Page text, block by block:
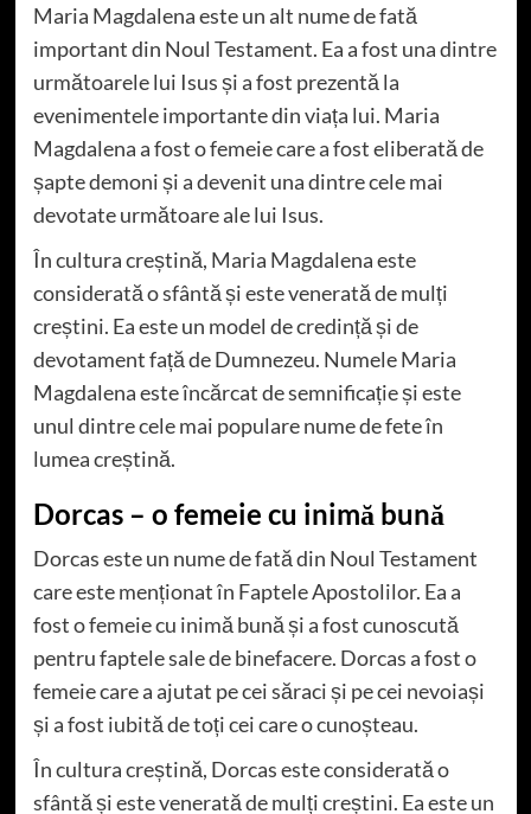
Maria Magdalena este un alt nume de fată
important din Noul Testament. Ea a fost una dintre
următoarele lui Isus și a fost prezentă la
evenimentele importante din viața lui. Maria
Magdalena a fost o femeie care a fost eliberată de
șapte demoni și a devenit una dintre cele mai
devotate următoare ale lui Isus.
În cultura creștină, Maria Magdalena este
considerată o sfântă și este venerată de mulți
creștini. Ea este un model de credință și de
devotament față de Dumnezeu. Numele Maria
Magdalena este încărcat de semnificație și este
unul dintre cele mai populare nume de fete în
lumea creștină.
Dorcas – o femeie cu inimă bună
Dorcas este un nume de fată din Noul Testament
care este menționat în Faptele Apostolilor. Ea a
fost o femeie cu inimă bună și a fost cunoscută
pentru faptele sale de binefacere. Dorcas a fost o
femeie care a ajutat pe cei săraci și pe cei nevoiași
și a fost iubită de toți cei care o cunoșteau.
În cultura creștină, Dorcas este considerată o
sfântă și este venerată de mulți creștini. Ea este un